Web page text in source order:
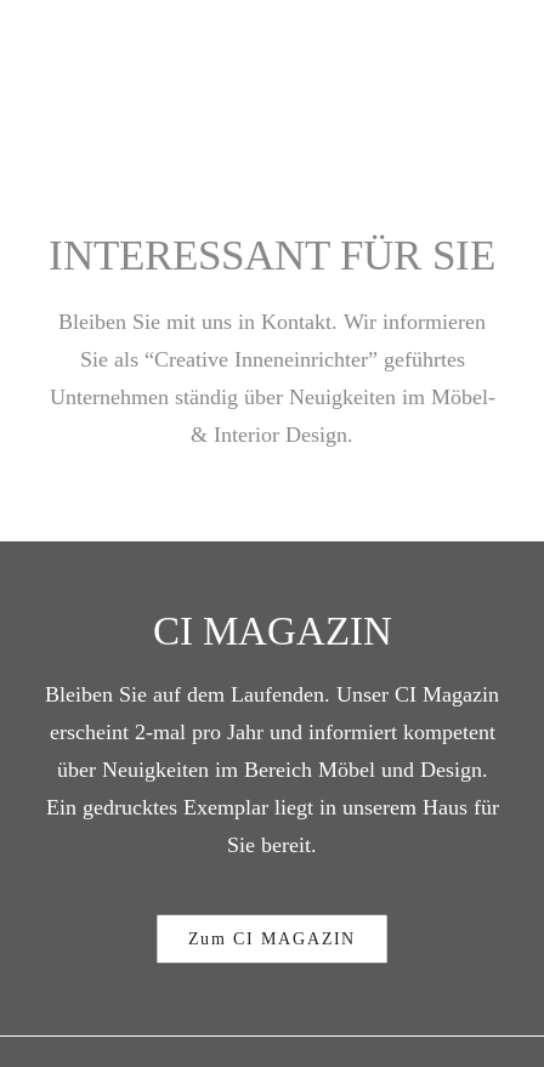
INTERESSANT FÜR SIE
Bleiben Sie mit uns in Kontakt. Wir informieren
Sie als “Creative Inneneinrichter” geführtes
Unternehmen ständig über Neuigkeiten im Möbel-
& Interior Design.
CI MAGAZIN
Bleiben Sie auf dem Laufenden. Unser CI Magazin
erscheint 2-mal pro Jahr und informiert kompetent
über Neuigkeiten im Bereich Möbel und Design.
Ein gedrucktes Exemplar liegt in unserem Haus für
Sie bereit.
Zum CI MAGAZIN